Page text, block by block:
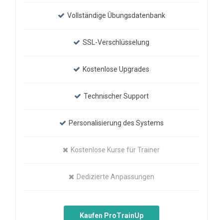
Vollständige Übungsdatenbank
SSL-Verschlüsselung
Kostenlose Upgrades
Technischer Support
Personalisierung des Systems
Kostenlose Kurse für Trainer
Dedizierte Anpassungen
Kaufen ProTrainUp